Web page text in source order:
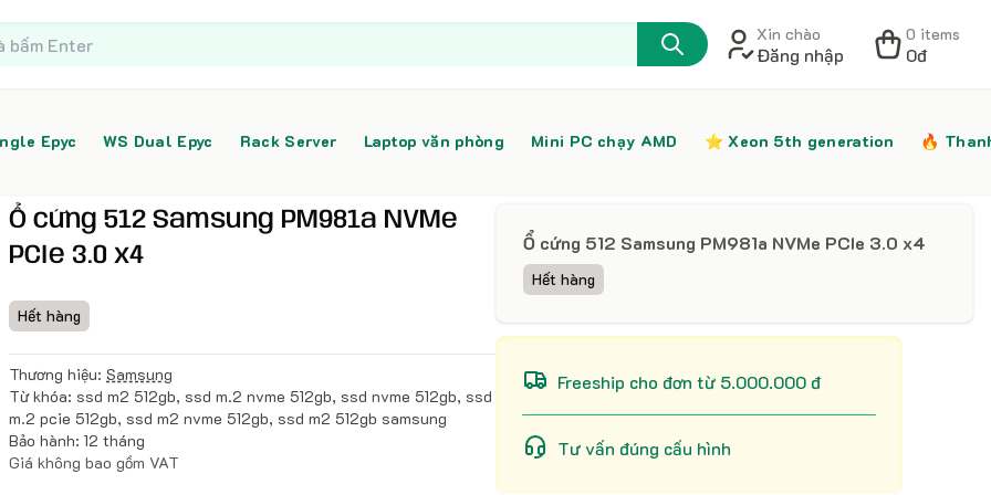
Xin chào
Đăng nhập
0 items
0đ
Epyc WS Dual Epyc Rack Server Laptop văn phòng Mini PC chạy AMD ⭐️ Xeon 5th generation
🔥
Ổ cứng 512 Samsung PM981a NVMe
PCIe 3.0 x4
Hết hàng
Thương hiệu: Samsung
Từ khóa: ssd m2 512gb, ssd m.2 nvme 512gb, ssd nvme 512gb, ssd
m.2 pcie 512gb, ssd m2 nvme 512gb, ssd m2 512gb samsung
Bảo hành: 12 tháng
Giá không bao gồm VAT
Ổ cứng 512 Samsung PM981a NVMe PCIe 3.0 x4
Hết hàng
Freeship cho đơn từ 5.000.000 đ
Tư vấn đúng cấu hình